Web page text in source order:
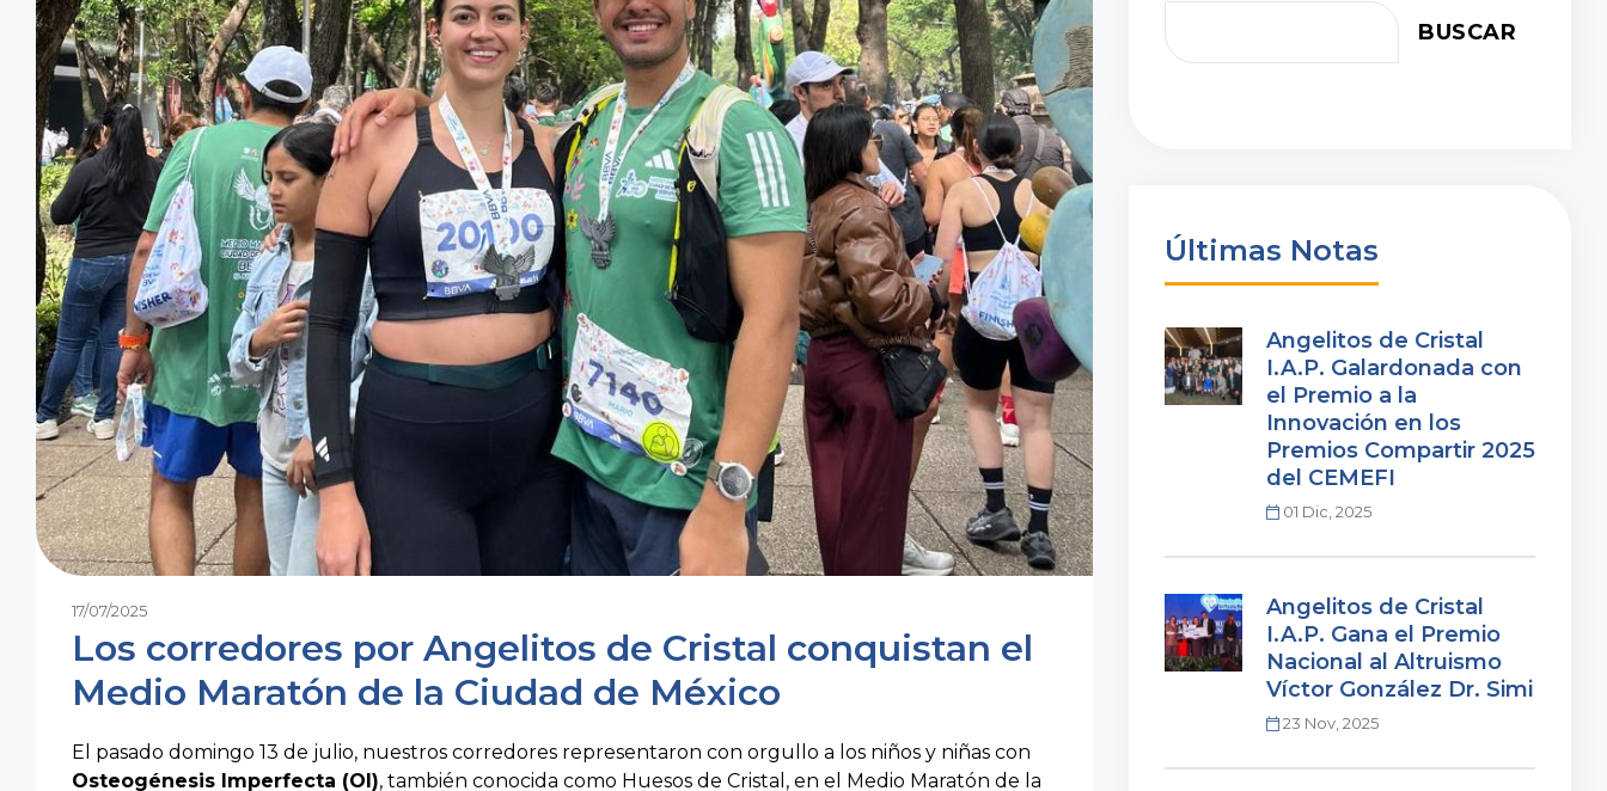
17/07/2025
Los corredores por Angelitos de Cristal conquistan el
Medio Maratón de la Ciudad de México
El pasado domingo 13 de julio, nuestros corredores representaron con orgullo a los niños y niñas con
Osteogénesis Imperfecta (OI), también conocida como Huesos de Cristal, en el Medio Maratón de la
BUSCAR
Últimas Notas
Angelitos de Cristal
I.A.P. Galardonada con
el Premio a la
Innovación en los
Premios Compartir 2025
del CEMEFI
01 Dic, 2025
Angelitos de Cristal
I.A.P. Gana el Premio
Nacional al Altruismo
Víctor González Dr. Simi
23 Nov, 2025